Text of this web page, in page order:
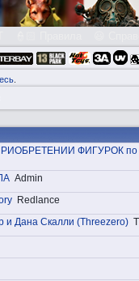
.
ФИГУРОК по
Admin
Redlance
и Дана Скалли (Threezero)